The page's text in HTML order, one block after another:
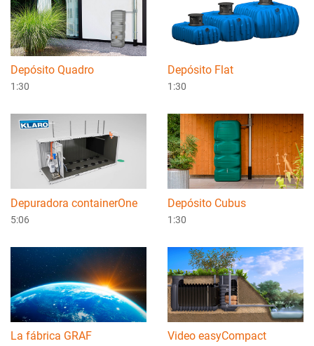
Depósito Quadro
1:30
Depósito Flat
1:30
Depuradora containerOne
5:06
Depósito Cubus
1:30
La fábrica GRAF Video easyCompact